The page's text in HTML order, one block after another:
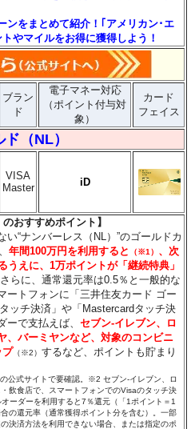
ンをまとめて紹介！｢アメリカン･エ
やマイルをお得に獲得しよう！
ブラン
ド
電子マネー対応
（ポイント付与対
象）
カード
フェイス
（NL）
VISA
Master
iD
おすすめポイント】
“ナンバーレス（NL）”のゴールドカ
年間100万円を利用すると （※1） 、次
えに、1万ポイントが「継続特典」
さらに、通常還元率は0.5％と一般的な
ートフォンに「三井住友カード ゴー
ッチ決済」や「Mastercardタッチ決
ーで支払えば、セブン‐イレブン、ロ
、バーミヤンなど、対象のコンビニ
プ （※2）するなど、ポイントも貯まり
公式サイトで要確認。※2 セブン‐イレブン、ロ
飲食店で、スマートフォンでのVisaのタッチ決
ーダーを利用すると7％還元（「1ポイント＝1
の還元率（通常獲得ポイント分を含む）。一部
決済方法を利用できない場合、または指定のポ